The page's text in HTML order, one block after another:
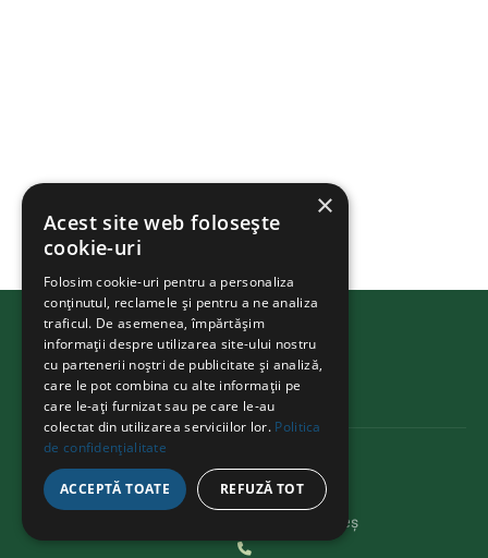
BIKEATHON.ms
CONTACT
Str. Avram Iancu 37, Târgu Mureș
×
Acest site web folosește
cookie-uri
Folosim cookie-uri pentru a personaliza
conținutul, reclamele și pentru a ne analiza
traficul. De asemenea, împărtășim
informații despre utilizarea site-ului nostru
cu partenerii noștri de publicitate și analiză,
care le pot combina cu alte informații pe
care le-ați furnizat sau pe care le-au
colectat din utilizarea serviciilor lor. Politica
de confidențialitate
ACCEPTĂ TOATE REFUZĂ TOT